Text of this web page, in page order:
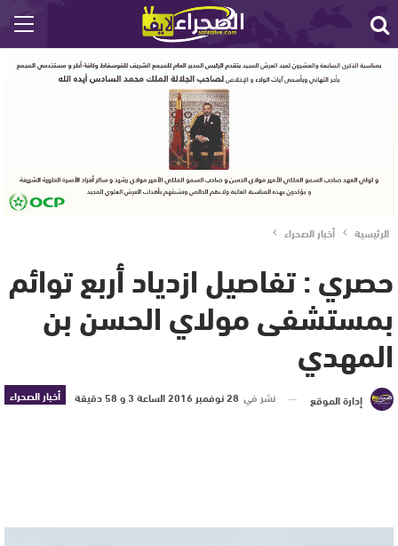
الرئيسية أخبار الصحراء
حصري : تفاصيل ازدياد أربع توائم
بمستشفى مولاي الحسن بن
المهدي
أخبار الصحراء إدارة الموقع نشر في 28 نوفمبر 2016 الساعة 3 و 58 دقيقة